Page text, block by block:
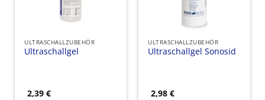
ULTRASCHALLZUBEHÖR
Ultraschallgel
2,39€
ULTRASCHALLZUBEHÖR
Ultraschallgel Sonosid
2,98€